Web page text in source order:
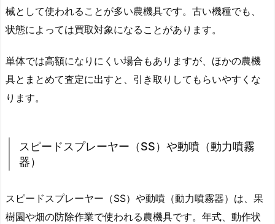
械として使われることが多い農機具です。古い機種でも、
状態によっては買取対象になることがあります。
単体では高額になりにくい場合もありますが、ほかの農機
具とまとめて査定に出すと、引き取りしてもらいやすくな
ります。
スピードスプレーヤー（SS）や動噴（動力噴霧
器）
スピードスプレーヤー（SS）や動噴（動力噴霧器）は、果
樹園や畑の防除作業で使われる農機具です。年式、動作状